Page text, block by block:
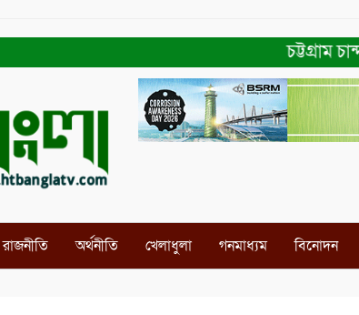
চট্টগ্রাম
রাজনীতি অর্থনীতি খেলাধুলা গনমাধ্যম বিনোদন